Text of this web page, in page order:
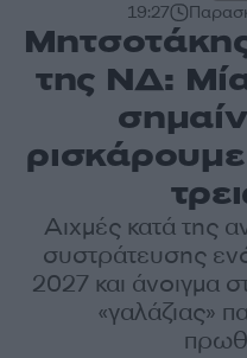
19:27
της ΝΔ:
Αιχμές κατά της
συστράτευσης
2027 και άνοιγμα
«γαλάζιας»